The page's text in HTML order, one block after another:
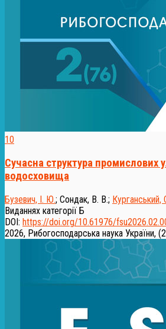
10
Сучасна структура промислових
водосховища
Бузевич, І. Ю.; Сондак, В. В.; Курганський,
Виданнях категорії Б
DOI: https://doi.org/10.61976/
2026, Рибогосподарська наука України,